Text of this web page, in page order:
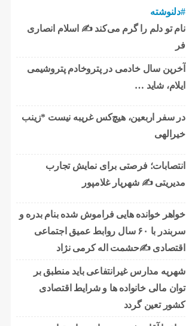
#دلنوشته
نام تو دلم را گرم می‌کند ✍️ اسلام انصاری
فر
آخرین سال خادمی در پتروخادم پتروشیمی
ایلام، شاید …
در سفر اربعین، هیچ‌کس غریبه نیست *زینب
خیرالهی
انتصابات؛ فرصتی برای نمایش تجارب
مدیریتی ✍ شهریار غلامپور
خواهر خوانده هایی فراموش شده بنام بدره و
سربندر با ۶۰ سال روابط عمیق اجتماعی
اقتصادی ✍حشمت اله کرمی نژاد
شهریه مدارس غیرانتفاعی باید منطبق بر
توان مالی خانواده ها و شرایط اقتصادی
کشور تعین گردد